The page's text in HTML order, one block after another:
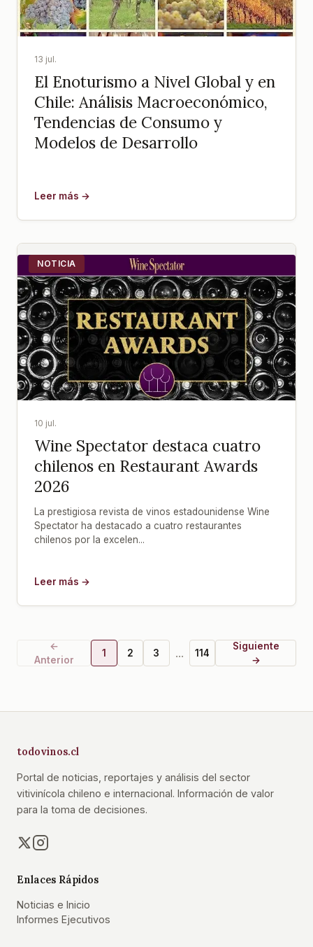
13 jul.
El Enoturismo a Nivel Global y en
Chile: Análisis Macroeconómico,
Tendencias de Consumo y
Modelos de Desarrollo
Leer más →
NOTICIA
10 jul.
Wine Spectator destaca cuatro
chilenos en Restaurant Awards
2026
La prestigiosa revista de vinos estadounidense Wine
Spectator ha destacado a cuatro restaurantes
chilenos por la excelen...
Leer más →
←
Anterior
1 2 3 ... 114
Siguiente
→
todovinos.cl
Portal de noticias, reportajes y análisis del sector
vitivinícola chileno e internacional. Información de valor
para la toma de decisiones.
Enlaces Rápidos
Noticias e Inicio
Informes Ejecutivos